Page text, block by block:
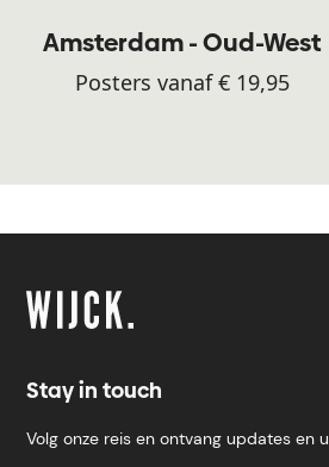
Amsterdam - Oud-West
Posters vanaf € 19,95
Stay in touch
Volg onze reis en ontvang updates en